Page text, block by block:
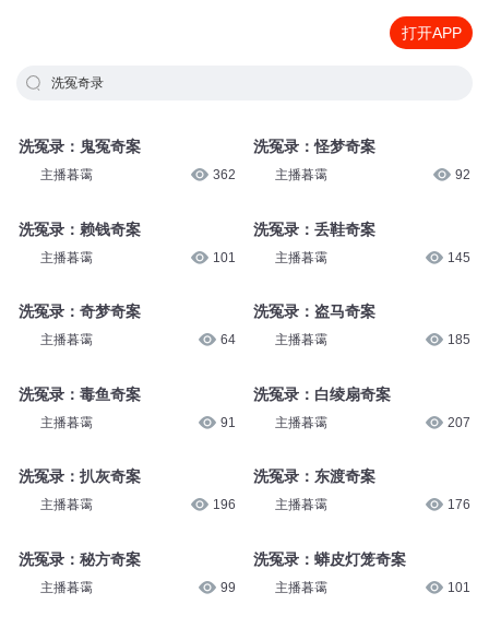
打开APP
洗冤奇录
洗冤录：鬼冤奇案
主播暮霭 362
洗冤录：赖钱奇案
主播暮霭 101
洗冤录：奇梦奇案
主播暮霭 64
洗冤录：毒鱼奇案
主播暮霭 91
洗冤录：扒灰奇案
主播暮霭 196
洗冤录：秘方奇案
主播暮霭 99
洗冤录：怪梦奇案
主播暮霭 92
洗冤录：丢鞋奇案
主播暮霭 145
洗冤录：盗马奇案
主播暮霭 185
洗冤录：白绫扇奇案
主播暮霭 207
洗冤录：东渡奇案
主播暮霭 176
洗冤录：蟒皮灯笼奇案
主播暮霭 101